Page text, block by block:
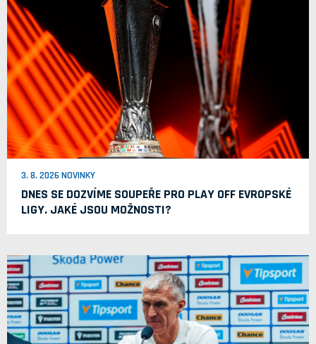
3. 8. 2026 NOVINKY
DNES SE DOZVÍME SOUPEŘE PRO PLAY OFF EVROPSKÉ
LIGY. JAKÉ JSOU MOŽNOSTI?